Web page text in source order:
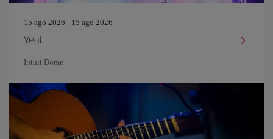
15 ago 2026 - 15 ago 2026
Yeat
Intuit Dome